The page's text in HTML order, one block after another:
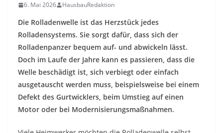
6. Mai 2026 HausbauRedaktion
Die Rolladenwelle ist das Herzstück jedes
Rolladensystems. Sie sorgt dafür, dass sich der
Rolladenpanzer bequem auf- und abwickeln lässt.
Doch im Laufe der Jahre kann es passieren, dass die
Welle beschädigt ist, sich verbiegt oder einfach
ausgetauscht werden muss, beispielsweise bei einem
Defekt des Gurtwicklers, beim Umstieg auf einen
Motor oder bei Modernisierungsmaßnahmen.